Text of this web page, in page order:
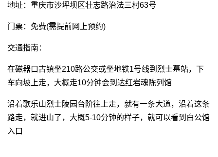
地址：重庆市沙坪坝区壮志路治法三村63号
门票：免费(需提前网上预约)
交通指南：
在磁器口古镇坐210路公交或坐地铁1号线到烈士墓站，下
车向坡上走，大概走10分钟会到达红岩魂陈列馆
沿着歌乐山烈士陵园台阶往上走，就有一条大道，沿着这条
路走，就进山了，大概5-10分钟的样子，就可以看到白公馆
入口